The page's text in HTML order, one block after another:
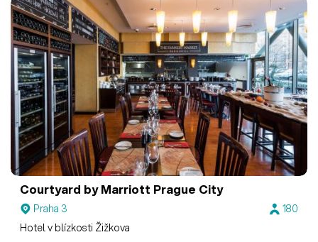
Courtyard by Marriott Prague City
Praha 3
180
Hotel v blízkosti Žižkova